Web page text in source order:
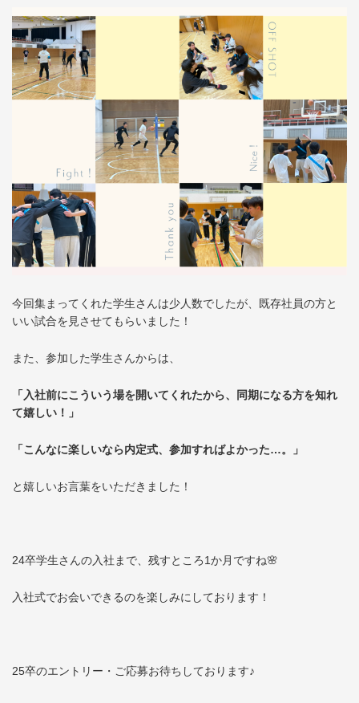
今回集まってくれた学生さんは少人数でしたが、既存社員の方と
いい試合を見させてもらいました！
また、参加した学生さんからは、
「入社前にこういう場を開いてくれたから、同期になる方を知れ
て嬉しい！」
「こんなに楽しいなら内定式、参加すればよかった…。」
と嬉しいお言葉をいただきました！
24卒学生さんの入社まで、残すところ1か月ですね🌸
入社式でお会いできるのを楽しみにしております！
25卒のエントリー・ご応募お待ちしております♪